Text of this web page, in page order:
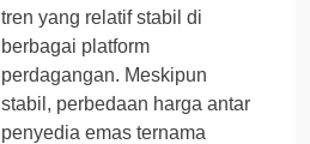
tren yang relatif stabil di
berbagai platform
perdagangan. Meskipun
stabil, perbedaan harga antar
penyedia emas ternama